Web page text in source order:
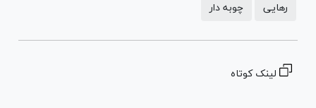
رهایی چوبه دار
لینک کوتاه